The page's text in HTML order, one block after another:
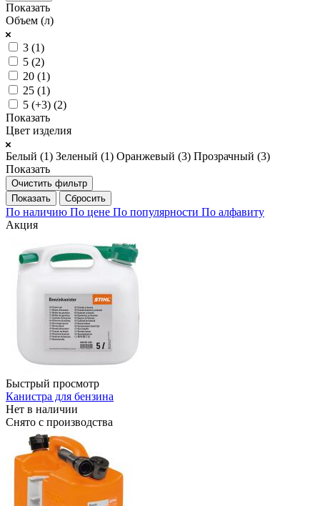
Показать
Объем (л)
3 (1)
5 (2)
20 (1)
25 (1)
5 (+3) (2)
Показать
Цвет изделия
Белый (1) Зеленый (1) Оранжевый (3) Прозрачный (3)
Показать
Очистить фильтр
Сбросить
По наличию По цене По популярности По алфавиту
Акция
Быстрый просмотр
Канистра для бензина
Нет в наличии
Снято с производства